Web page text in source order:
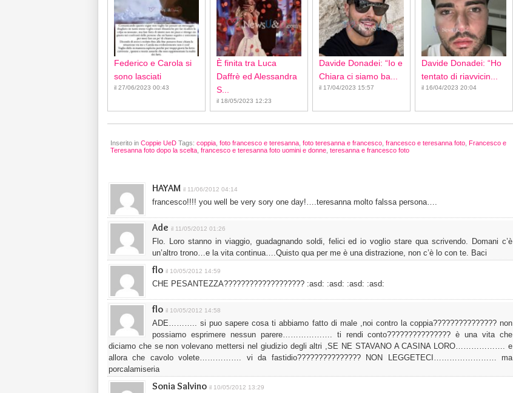
Federico e Carola si
sono lasciati
il 27/06/2023 00:43
È finita tra Luca
Daffrè ed Alessandra
S...
il 18/05/2023 12:23
Davide Donadei: “Io e
Chiara ci siamo ba...
il 17/04/2023 15:57
Davide Donadei: “Ho
tentato di riavvicin...
il 16/04/2023 20:04
Inserito in Coppie UeD Tags: coppia, foto francesco e teresanna, foto teresanna e francesco, francesco e teresanna foto, Francesco e
Teresanna foto dopo la scelta, francesco e teresanna foto uomini e donne, teresanna e francesco foto
HAYAM il 11/06/2012 04:14
francesco!!!! you well be very sory one day!….teresanna molto falssa persona….
Ade il 11/05/2012 01:26
Flo. Loro stanno in viaggio, guadagnando soldi, felici ed io voglio stare qua scrivendo. Domani c’è
un’altro trono…e la vita continua….Quisto qua per me è una distrazione, non c’è lo con te. Baci
flo il 10/05/2012 14:59
CHE PESANTEZZA??????????????????? :asd: :asd: :asd: :asd:
flo il 10/05/2012 14:58
ADE……….. si puo sapere cosa ti abbiamo fatto di male ,noi contro la coppia??????????????? non
possiamo esprimere nessun parere………………. ti rendi conto??????????????? è una vita che
diciamo che se non volevano mettersi nel giudizio degli altri ,SE NE STAVANO A CASINA LORO………………. e
allora che cavolo volete……………. vi da fastidio??????????????? NON LEGGETECI…………………… ma
porcalamiseria
Sonia Salvino il 10/05/2012 13:29